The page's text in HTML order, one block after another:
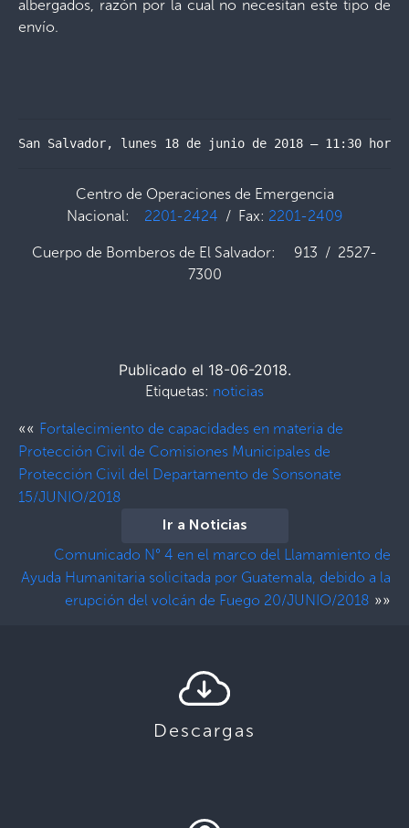
albergados, razón por la cual no necesitan este tipo de
envío.
San Salvador, lunes 18 de junio de 2018 – 11:30 horas
Centro de Operaciones de Emergencia
Nacional: 2201-2424 / Fax: 2201-2409
Cuerpo de Bomberos de El Salvador: 913 / 2527-
7300
Publicado el 18-06-2018.
Etiquetas: noticias
«« Fortalecimiento de capacidades en materia de
Protección Civil de Comisiones Municipales de
Protección Civil del Departamento de Sonsonate
15/JUNIO/2018
Ir a Noticias
Comunicado N° 4 en el marco del Llamamiento de
Ayuda Humanitaria solicitada por Guatemala, debido a la
erupción del volcán de Fuego 20/JUNIO/2018 »»
Descargas